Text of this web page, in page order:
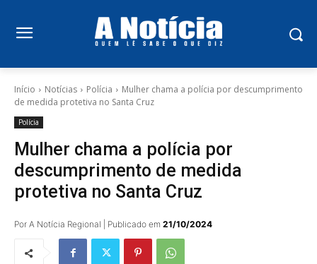
Início Notícias Polícia
Mulher chama a polícia por descumprimento
de medida protetiva no Santa Cruz
Polícia
Mulher chama a polícia por
descumprimento de medida
protetiva no Santa Cruz
Por A Notícia Regional | Publicado em 21/10/2024